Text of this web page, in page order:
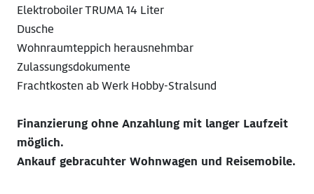
Elektroboiler TRUMA 14 Liter
Dusche
Wohnraumteppich herausnehmbar
Zulassungsdokumente
Frachtkosten ab Werk Hobby-Stralsund
Finanzierung ohne Anzahlung mit langer Laufzeit
möglich.
Ankauf gebracuhter Wohnwagen und Reisemobile.